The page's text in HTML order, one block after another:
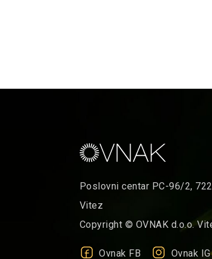
Poslovni centar PC-96/2,
Vitez
Copyright © OVNAK d.o.o.
Ovnak FB Ovnak IG